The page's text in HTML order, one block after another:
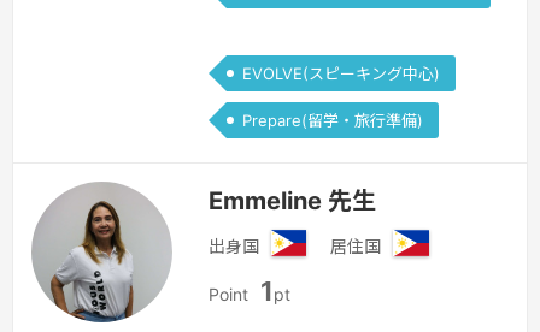
EVOLVE(スピーキング中心)
Prepare(留学・旅行準備)
Emmeline 先生
出身国
ィ
居住国
Point 1pt